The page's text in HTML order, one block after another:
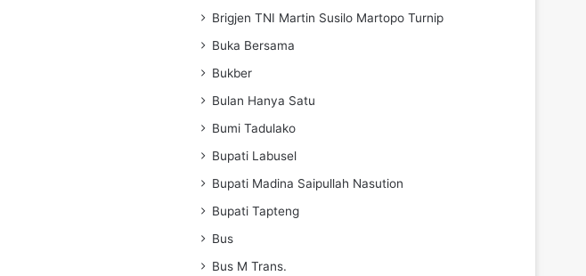
Brigjen TNI Martin Susilo Martopo Turnip
Buka Bersama
Bukber
Bulan Hanya Satu
Bumi Tadulako
Bupati Labusel
Bupati Madina Saipullah Nasution
Bupati Tapteng
Bus
Bus M Trans.